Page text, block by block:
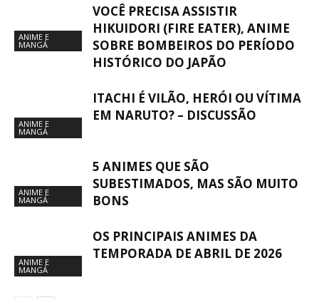
ANIME E
MANGÁ
VOCÊ PRECISA ASSISTIR
HIKUIDORI (FIRE EATER), ANIME
SOBRE BOMBEIROS DO PERÍODO
HISTÓRICO DO JAPÃO
ANIME E
MANGÁ
ITACHI É VILÃO, HERÓI OU VÍTIMA
EM NARUTO? – DISCUSSÃO
ANIME E
MANGÁ
5 ANIMES QUE SÃO
SUBESTIMADOS, MAS SÃO MUITO
BONS
ANIME E
MANGÁ
OS PRINCIPAIS ANIMES DA
TEMPORADA DE ABRIL DE 2026